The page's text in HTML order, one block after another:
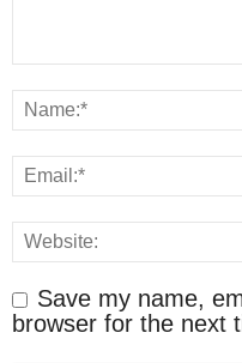
Save my name,
browser for the next